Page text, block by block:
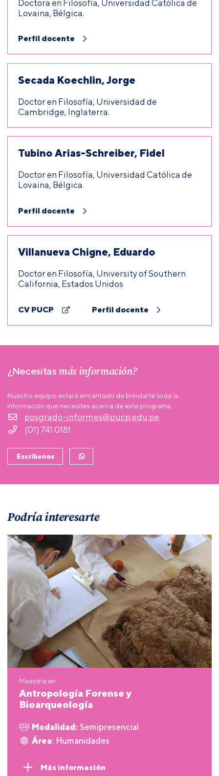
Doctora en Filosofía, Universidad Católica de
Lovaina, Bélgica.
Perfil docente
Secada Koechlin, Jorge
Doctor en Filosofía, Universidad de
Cambridge, Inglaterra.
Tubino Arias-Schreiber, Fidel
Doctor en Filosofía, Universidad Católica de
Lovaina, Bélgica.
Perfil docente
Villanueva Chigne, Eduardo
Doctor en Filosofía, University of Southern
California, Estados Unidos
CV PUCP Perfil docente
¿Necesitas más información?
Nuestro equipo estará encantado de brindarte toda la
información que necesites acerca de este programa.
posgrado-informes@pucp.edu.pe
(01) 741 0181
Escríbenos
Podría interesarte
Maestría en
Antropología Forense y
Bioarqueología
Modalidad: Semipresencial
Área: Humanidades
Más información